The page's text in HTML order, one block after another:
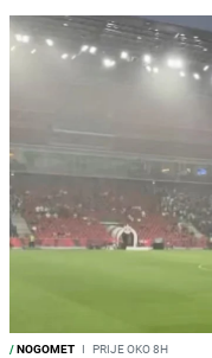
/NOGOMET I PRIJE OKO 8H